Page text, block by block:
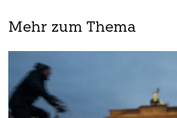
Mehr zum Thema